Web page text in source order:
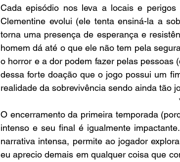
Cada episódio nos leva a locais e
Clementine evolui (ele tenta ensiná-la a
torna uma presença de esperança e
homem dá até o que ele não tem pela
o horror e a dor podem fazer pelas pessoas
dessa forte doação que o jogo possui um
realidade da sobrevivência sendo ainda tão
O encerramento da primeira temporada
intenso e seu final é igualmente
narrativa intensa, permite ao jogador
eu aprecio demais em qualquer coisa que